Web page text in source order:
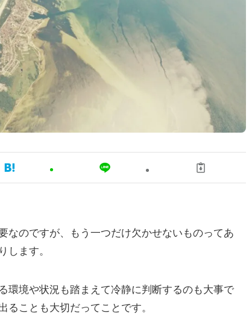
なのですが、もう一つだけ欠かせないものってあ
します。
環境や状況も踏まえて冷静に判断するのも大事で
ことも大切だってことです。